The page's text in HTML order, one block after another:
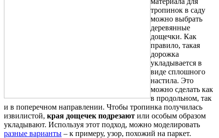
тропинок в саду
можно выбрать
деревянные
дощечки. Как
правило, такая
дорожка
укладывается в
виде сплошного
настила. Это
можно сделать как
в продольном, так
и в поперечном направлении. Чтобы тропинка получилась
извилистой, края дощечек подрезают или особым образом
укладывают. Используя этот подход, можно моделировать
разные варианты – к примеру, узор, похожий на паркет.